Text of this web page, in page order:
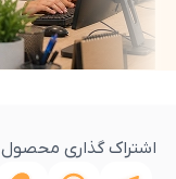
اشتراک گذاری محصول